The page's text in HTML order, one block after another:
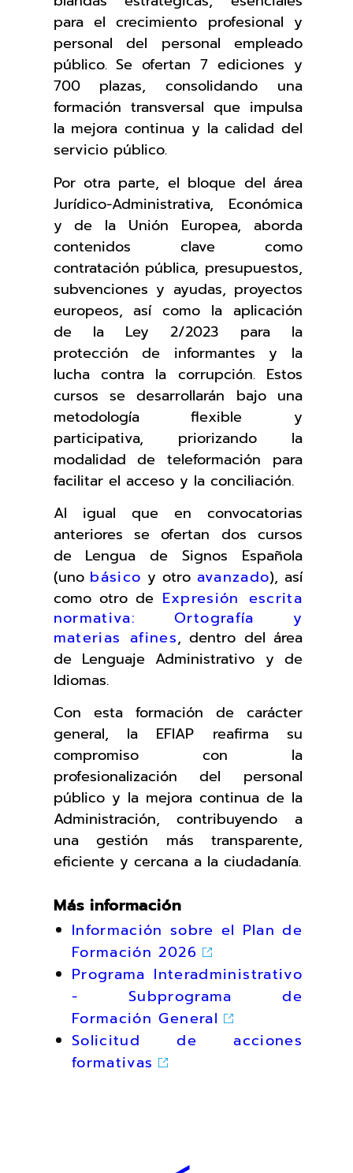
para el crecimiento profesional y
personal del personal empleado
público. Se ofertan 7 ediciones y
700 plazas, consolidando una
formación transversal que impulsa
la mejora continua y la calidad del
servicio público.
Por otra parte, el bloque del área
Jurídico-Administrativa, Económica
y de la Unión Europea, aborda
contenidos clave como
contratación pública, presupuestos,
subvenciones y ayudas, proyectos
europeos, así como la aplicación
de la Ley 2/2023 para la
protección de informantes y la
lucha contra la corrupción. Estos
cursos se desarrollarán bajo una
metodología flexible y
participativa, priorizando la
modalidad de teleformación para
facilitar el acceso y la conciliación.
Al igual que en convocatorias
anteriores se ofertan dos cursos
de Lengua de Signos Española
(uno básico y otro avanzado), así
como otro de Expresión escrita
normativa: Ortografía y
materias afines, dentro del área
de Lenguaje Administrativo y de
Idiomas.
Con esta formación de carácter
general, la EFIAP reafirma su
compromiso con la
profesionalización del personal
público y la mejora continua de la
Administración, contribuyendo a
una gestión más transparente,
eficiente y cercana a la ciudadanía.
Más información
Información sobre el Plan de
Formación 2026
Programa lnteradministrativo
- Subprograma de
Formación General
Solicitud de acciones
formativas